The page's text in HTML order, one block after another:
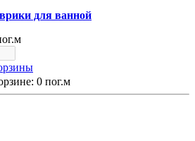
для ванной
0 пог.м